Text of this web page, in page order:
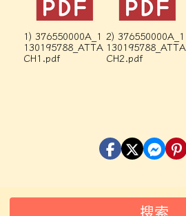
1) 376550000A_1
130195788_ATTA
CH1.pdf
2) 376550000A_1
130195788_ATTA
CH2.pdf
搜索